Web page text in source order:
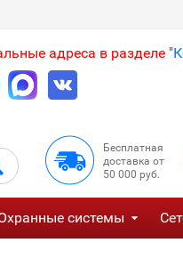
адреса в разделе "
Бесплатная
доставка от
50 000 руб.
системы